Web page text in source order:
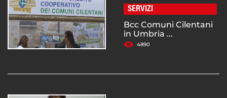
SERVIZI
Bcc Comuni Cilentani
in Umbria ...
4890